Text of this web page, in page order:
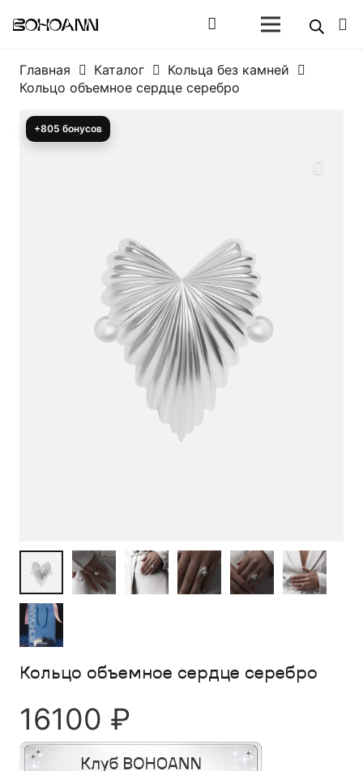
Главная Каталог
Кольца без камней
Кольцо объемное сердце серебро
+805 бонусов
Кольцо объемное сердце серебро
16100 ₽